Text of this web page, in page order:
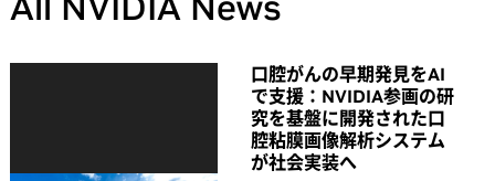
口腔がんの早期発見をAI
で支援：NVIDIA参画の研
究を基盤に開発された口
腔粘膜画像解析システム
が社会実装へ